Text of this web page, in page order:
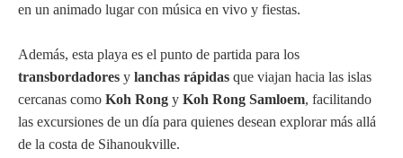
en un animado lugar con música en vivo y fiestas.
Además, esta playa es el punto de partida para los
transbordadores y lanchas rápidas que viajan hacia las islas
cercanas como Koh Rong y Koh Rong Samloem, facilitando
las excursiones de un día para quienes desean explorar más allá
de la costa de Sihanoukville.